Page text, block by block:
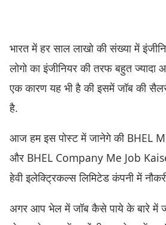
भारत में हर साल लाखो की संख्या में
लोगो का इंजीनियर की तरफ बहुत ज्यादा
एक कारण यह भी है की इसमें जॉब की
है.
आज हम इस पोस्ट में जानेगे की BHEL
और BHEL Company Me Job
हेवी इलेक्ट्रिकल्स लिमिटेड कंपनी में
अगर आप भेल में जॉब कैसे पाये के बारे में